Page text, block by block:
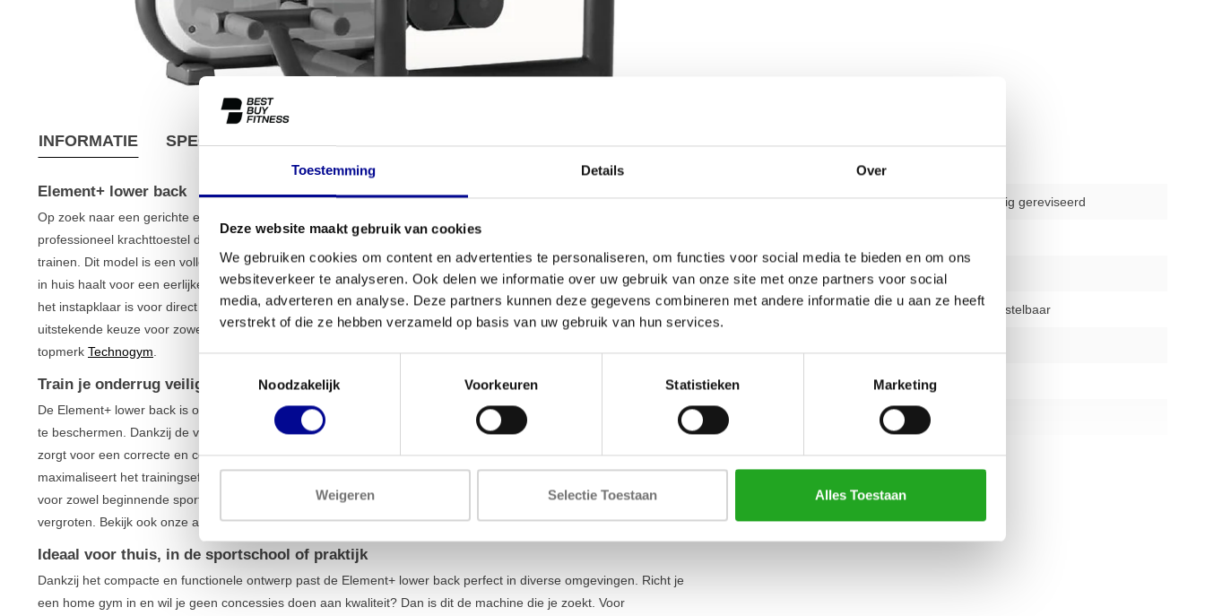
Toestemming Details Over
Deze website maakt gebruik van cookies
We gebruiken cookies om content en advertenties te personaliseren, om functies voor social media te bieden en om ons
websiteverkeer te analyseren. Ook delen we informatie over uw gebruik van onze site met onze partners voor social
media, adverteren en analyse. Deze partners kunnen deze gegevens combineren met andere informatie die u aan ze heeft
verstrekt of die ze hebben verzameld op basis van uw gebruik van hun services.
Noodzakelijk
Voorkeuren Statistieken Marketing
Weigeren Selectie Toestaan Alles Toestaan
INFORMATIE SPECIFICATIES
Element+ lower back
Op zoek naar een gerichte en veilige manier om je onderrug te versterken? De
professioneel krachttoestel dat je helpt om een van de belangrijkste spiergroepen van je lichaam effectief te
trainen. Dit model is een volledig gereviseerd toestel, wat betekent dat je de betrouwbaarheid van topapparatuur
in huis haalt voor een eerlijke prijs. Onze experts hebben het apparaat zorgvuldig gecontroleerd en getest, zodat
het instapklaar is voor direct gebruik. Als onderdeel van ons brede assortimentkrachtapparatuur, is dit een
uitstekende keuze voor zowel serieuze thuissporters als professionele fitnessruimtes. Dit toestel is van het
topmerk Technogym
Train je onderrug veilig en effectief met de Element+ lower back
De Element+ lower back is ontworpen om de spieren van de onderrug te isoleren en tegelijkertijd je wervelkolom
te beschermen. Dankzij de verstelbare rugrol en arm kun je het apparaat precies afstellen op jouw lichaam, wat
zorgt voor een correcte en comfortabele houding tijdens elke beweging. Dit minimaliseert de kans op blessures en
maximaliseert het trainingseffect. Met een gewichtsblok van 70 kg biedt het toestel meer dan genoeg uitdaging
voor zowel beginnende sporters die werken aan herstel als gevorderde gebruikers die hun kracht willen
vergroten. Bekijk ook onze andereapparaten voor core trainingom je set compleet te maken.
Ideaal voor thuis, in de sportschool of praktijk
Dankzij het compacte en functionele ontwerp past de Element+ lower back perfect in diverse omgevingen. Richt je
een home gym in en wil je geen concessies doen aan kwaliteit? Dan is dit de machine die je zoekt. Voor
Conditie gebruikt - volledig gereviseerd
Garantie 1 jaar
Verstelbaar rugrol en arm instelbaar
Lengte 1200 mm
Breedte 950 mm
Hoogte 1420 mm